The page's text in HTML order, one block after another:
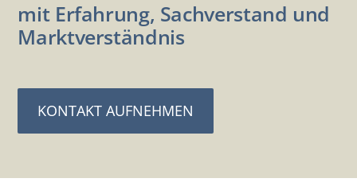
mit Erfahrung, Sachverstand und
Marktverständnis
KONTAKT AUFNEHMEN